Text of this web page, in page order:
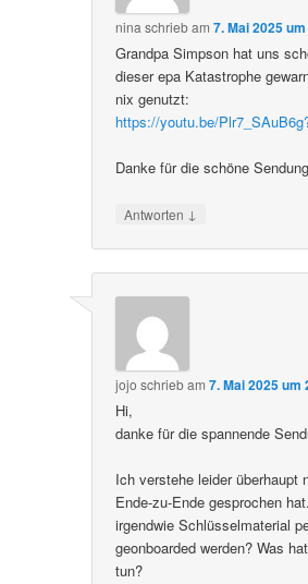
nina schriebam7. Mai 2025
Grandpa Simpson hat uns
dieser epa Katastrophe
nix genutzt:
https://youtu.be/
Danke für die schöne
Antworten ↓
jojo schriebam7. Mai 2025 um
Hi,
danke für die spannende
Ich verstehe leider überhaupt
Ende-zu-Ende gesprochen
irgendwie Schlüsselmaterial
geonboarded werden? Was
tun?